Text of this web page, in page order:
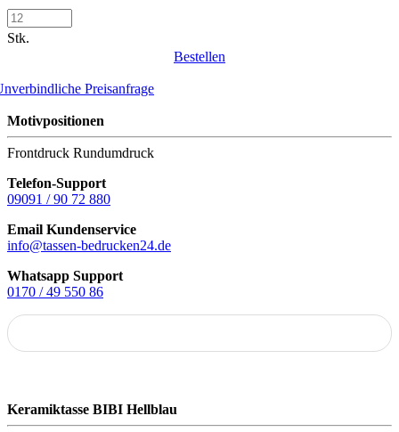
Stk.
Bestellen
Preisanfrage
Motivpositionen
Frontdruck Rundumdruck
Telefon-Support
09091 / 90 72 880
Email Kundenservice
info@tassen-bedrucken24.de
Whatsapp Support
0170 / 49 550 86
Keramiktasse BIBI Hellblau